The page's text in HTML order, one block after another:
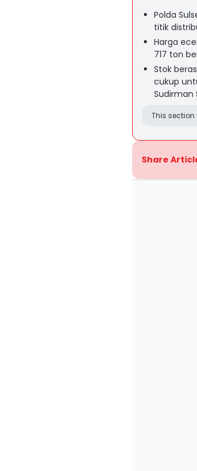
Polda
titik
Harga
717 ton
Stok
cukup
Sudirman
This
Share